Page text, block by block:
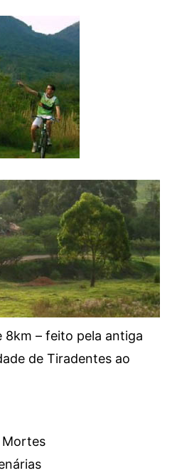
8km – feito pela antiga
de Tiradentes ao
Mortes